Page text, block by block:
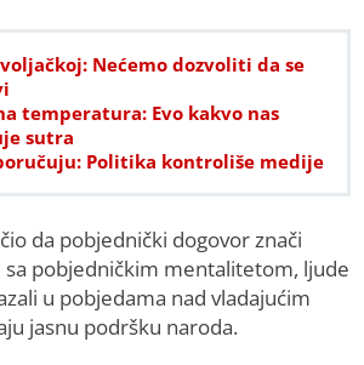
Nećemo dozvoliti da se
temperatura: Evo kakvo nas
sutra
Politika kontroliše medije
da pobjednički dogovor znači
sa pobjedničkim mentalitetom, ljude
u pobjedama nad vladajućim
jasnu podršku naroda.